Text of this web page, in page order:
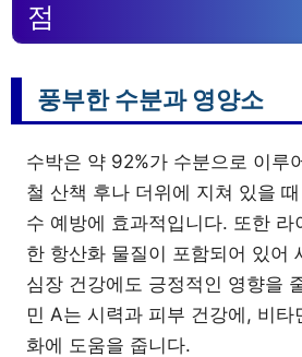
점
풍부한 수분과 영양소
수박은 약 92%가 수분으로 이루
철 산책 후나 더위에 지쳐 있을
수 예방에 효과적입니다. 또한 라
한 항산화 물질이 포함되어 있어
심장 건강에도 긍정적인 영향을
민 A는 시력과 피부 건강에, 비
화에 도움을 줍니다.